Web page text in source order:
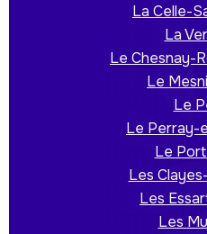
La Celle-
La
Le Chesnay-
Le
Le
Le Perray-
Le
Les
Les
Les